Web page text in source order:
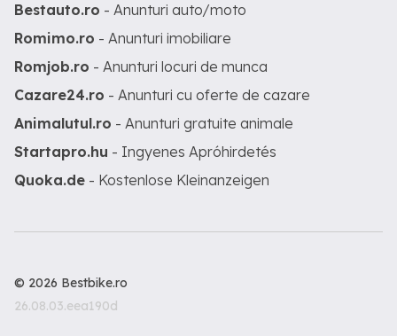
Bestauto.ro - Anunturi auto/moto
Romimo.ro - Anunturi imobiliare
Romjob.ro - Anunturi locuri de munca
Cazare24.ro - Anunturi cu oferte de cazare
Animalutul.ro - Anunturi gratuite animale
Startapro.hu - Ingyenes Apróhirdetés
Quoka.de - Kostenlose Kleinanzeigen
© 2026 Bestbike.ro
26.08.03.eea190d